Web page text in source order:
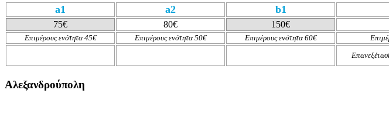
a1 a2 b1
75€ 80€ 150€
Επιμέρους ενότητα 45€ Επιμέρους ενότητα 50€ Επιμέρους ενότητα 60€
Αλεξανδρούπολη